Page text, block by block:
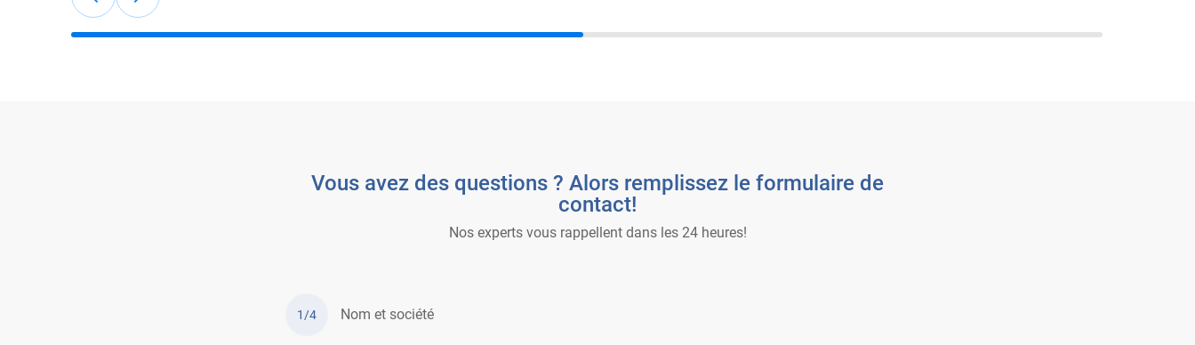
Vous avez des questions ? Alors remplissez le formulaire de
contact!
Nos experts vous rappellent dans les 24 heures!
1/4 Nom et société